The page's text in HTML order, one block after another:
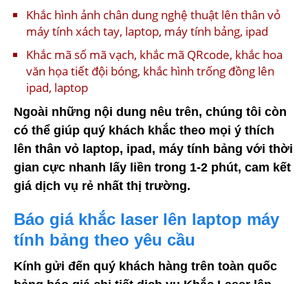
Khắc hình ảnh chân dung nghệ thuật lên thân vỏ
máy tính xách tay, laptop, máy tính bảng, ipad
Khắc mã số mã vạch, khắc mã QRcode, khắc hoa
văn họa tiết đội bóng, khắc hình trống đồng lên
ipad, laptop
Ngoài những nội dung nêu trên, chúng tôi còn
có thể giúp quý khách khắc theo mọi ý thích
lên thân vỏ laptop, ipad, máy tính bảng với thời
gian cực nhanh lấy liền trong 1-2 phút, cam kết
giá dịch vụ rẻ nhất thị trường.
Báo giá khắc laser lên laptop máy
tính bảng theo yêu cầu
Kính gửi đến quý khách hàng trên toàn quốc